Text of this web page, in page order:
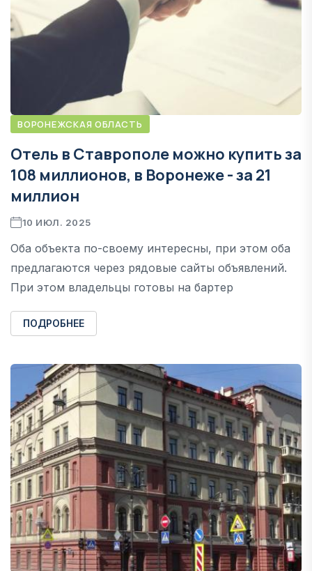
ВОРОНЕЖСКАЯ ОБЛАСТЬ
Отель в Ставрополе можно купить за
108 миллионов, в Воронеже - за 21
миллион
10 ИЮЛ. 2025
Оба объекта по-своему интересны, при этом оба
предлагаются через рядовые сайты объявлений.
При этом владельцы готовы на бартер
ПОДРОБНЕЕ